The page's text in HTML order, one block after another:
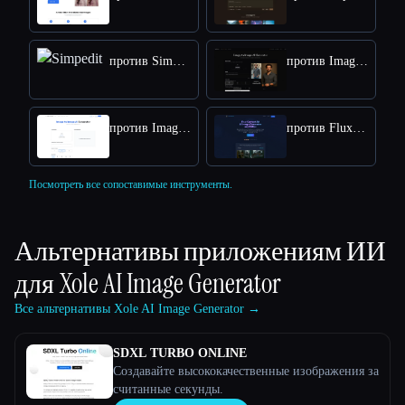
против Simpedit против Image to Image AI
против Image to Image против Flux Kontext: AI Image Generator
Посмотреть все сопоставимые инструменты.
Альтернативы приложениям ИИ
дляXole AI Image Generator
Все альтернативы Xole AI Image Generator →
SDXL TURBO ONLINE
Создавайте высококачественные изображения за
считанные секунды.